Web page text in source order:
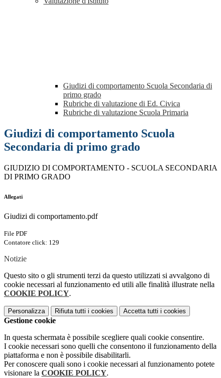
Giudizi di comportamento Scuola Secondaria di
primo grado
Rubriche di valutazione di Ed. Civica
Rubriche di valutazione Scuola Primaria
Giudizi di comportamento Scuola
Secondaria di primo grado
GIUDIZIO DI COMPORTAMENTO - SCUOLA SECONDARIA
DI PRIMO GRADO
Allegati
Giudizi di comportamento.pdf
File PDF
Contatore click: 129
Notizie
Questo sito o gli strumenti terzi da questo utilizzati si avvalgono di
cookie necessari al funzionamento ed utili alle finalità illustrate nella
COOKIE POLICY.
Personalizza Rifiuta tutti i cookies Accetta tutti i cookies
Gestione cookie
In questa schermata è possibile scegliere quali cookie consentire.
I cookie necessari sono quelli che consentono il funzionamento della
piattaforma e non è possibile disabilitarli.
Per conoscere quali sono i cookie necessari al funzionamento potete
visionare la COOKIE POLICY.